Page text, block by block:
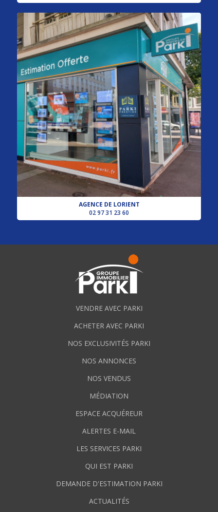
AGENCE DE LORIENT
02 97 31 23 60
VENDRE AVEC PARKI
ACHETER AVEC PARKI
NOS EXCLUSIVITÉS PARKI
NOS ANNONCES
NOS VENDUS
MÉDIATION
ESPACE ACQUÉREUR
ALERTES E-MAIL
LES SERVICES PARKI
QUI EST PARKI
DEMANDE D'ESTIMATION PARKI
ACTUALITÉS